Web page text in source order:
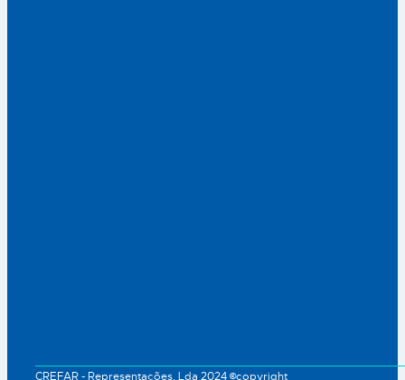
CREFAR - Representações, Lda 2024 ©copyright